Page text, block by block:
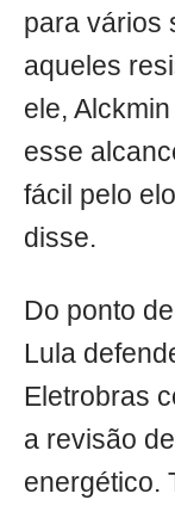
para vários
aqueles
ele,
esse
fácil pelo
disse.
Do ponto
Lula
Eletrobras
a revisão
energético.